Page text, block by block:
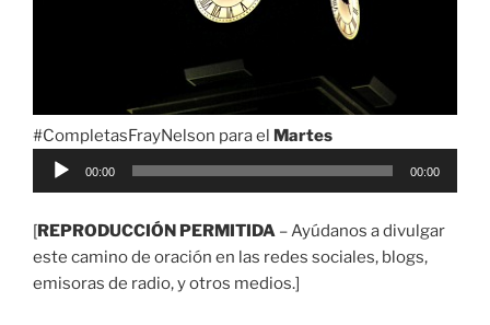
#CompletasFrayNelson para el Martes
Reproductor
00:00 00:00
[REPRODUCCIÓN PERMITIDA – Ayúdanos a divulgar
este camino de oración en las redes sociales, blogs,
emisoras de radio, y otros medios.]